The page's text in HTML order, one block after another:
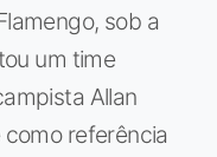
sob a
um time
Allan
referência